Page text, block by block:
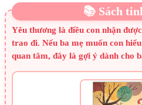
📚 Sách
Yêu thương là điều con nhận
trao đi. Nếu ba mẹ muốn con
quan tâm, đây là gợi ý dành cho